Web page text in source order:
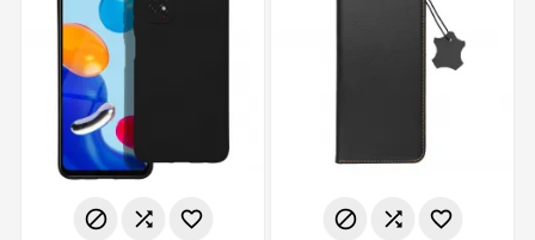
     